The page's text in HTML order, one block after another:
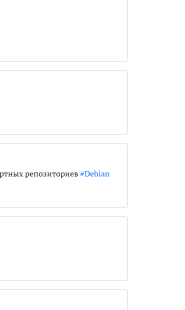
репозиториев#Debian